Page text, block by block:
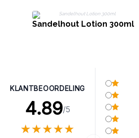
Sandelhout Lotion 300ml
KLANTBEOORDELING
4.89/5
★★★★★
★★★★★